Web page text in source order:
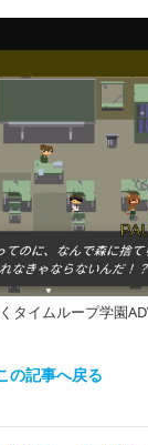
タイムループ学園
の記事へ戻る